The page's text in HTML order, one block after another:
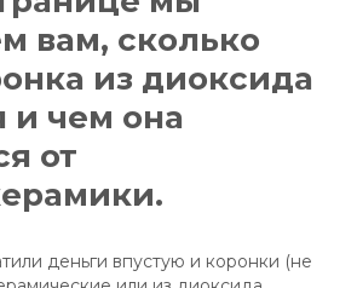
вам, сколько
из диоксида
и чем она
от
деньги впустую и коронки (не